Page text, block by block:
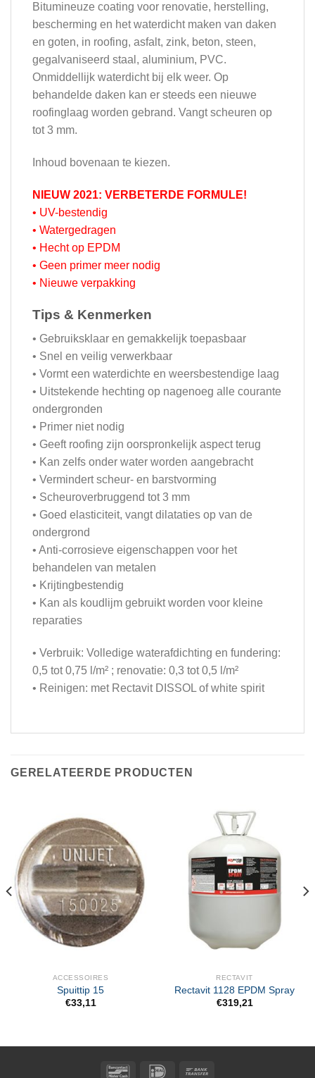
Bitumineuze coating voor renovatie, herstelling,
bescherming en het waterdicht maken van daken
en goten, in roofing, asfalt, zink, beton, steen,
gegalvaniseerd staal, aluminium, PVC.
Onmiddellijk waterdicht bij elk weer. Op
behandelde daken kan er steeds een nieuwe
roofinglaag worden gebrand. Vangt scheuren op
tot 3 mm.
Inhoud bovenaan te kiezen.
NIEUW 2021: VERBETERDE FORMULE!
• UV-bestendig
• Watergedragen
• Hecht op EPDM
• Geen primer meer nodig
• Nieuwe verpakking
Tips & Kenmerken
• Gebruiksklaar en gemakkelijk toepasbaar
• Snel en veilig verwerkbaar
• Vormt een waterdichte en weersbestendige laag
• Uitstekende hechting op nagenoeg alle courante
ondergronden
• Primer niet nodig
• Geeft roofing zijn oorspronkelijk aspect terug
• Kan zelfs onder water worden aangebracht
• Vermindert scheur- en barstvorming
• Scheuroverbruggend tot 3 mm
• Goed elasticiteit, vangt dilataties op van de
ondergrond
• Anti-corrosieve eigenschappen voor het
behandelen van metalen
• Krijtingbestendig
• Kan als koudlijm gebruikt worden voor kleine
reparaties
• Verbruik: Volledige waterafdichting en fundering:
0,5 tot 0,75 l/m² ; renovatie: 0,3 tot 0,5 l/m²
• Reinigen: met Rectavit DISSOL of white spirit
GERELATEERDE PRODUCTEN
ACCESSOIRES
Spuittip 15
€33,11
RECTAVIT
Rectavit 1128 EPDM Spray
€319,21